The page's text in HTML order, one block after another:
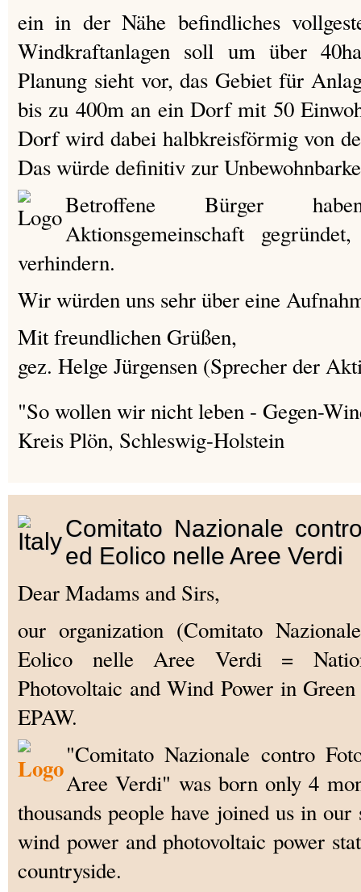
ein in der Nähe befindliches
Windkraftanlagen soll um über
Planung sieht vor, das Gebiet für
bis zu 400m an ein Dorf mit 50
Dorf wird dabei halbkreisförmig von
Das würde definitiv zur
Betroffene Bürger
Aktionsgemeinschaft
verhindern.
Wir würden uns sehr über eine
Mit freundlichen Grüßen,
gez. Helge Jürgensen (Sprecher der
"So wollen wir nicht leben - Gegen-
Kreis Plön, Schleswig-Holstein
Comitato Nazionale
ed Eolico nelle Aree Verdi
Dear Madams and Sirs,
our organization (Comitato
Eolico nelle Aree Verdi =
Photovoltaic and Wind Power in
EPAW.
"Comitato Nazionale contro
Aree Verdi" was born only 4
thousands people have joined us in
wind power and photovoltaic power
countryside.